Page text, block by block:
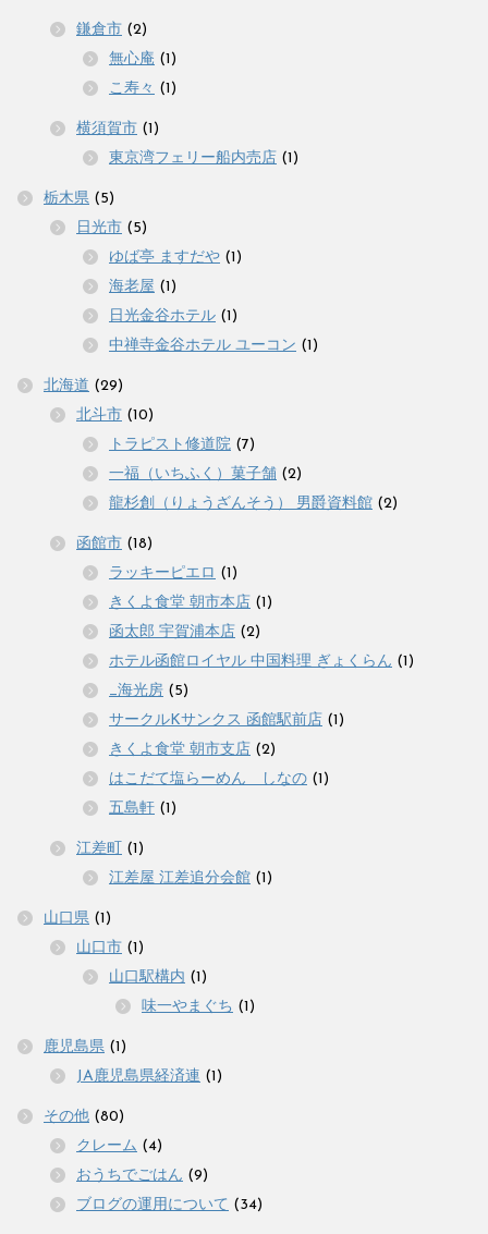
鎌倉市 (2)
無心庵 (1)
こ寿々 (1)
横須賀市 (1)
東京湾フェリー船内売店 (1)
栃木県 (5)
日光市 (5)
ゆば亭 ますだや (1)
海老屋 (1)
日光金谷ホテル (1)
中禅寺金谷ホテル ユーコン (1)
北海道 (29)
北斗市 (10)
トラピスト修道院 (7)
一福（いちふく）菓子舗 (2)
龍杉創（りょうざんそう） 男爵資料館 (2)
函館市 (18)
ラッキーピエロ (1)
きくよ食堂 朝市本店 (1)
函太郎 宇賀浦本店 (2)
ホテル函館ロイヤル 中国料理 ぎょくらん (1)
_海光房 (5)
サークルKサンクス 函館駅前店 (1)
きくよ食堂 朝市支店 (2)
はこだて塩らーめん しなの (1)
五島軒 (1)
江差町 (1)
江差屋 江差追分会館 (1)
山口県 (1)
山口市 (1)
山口駅構内 (1)
味一やまぐち (1)
鹿児島県 (1)
JA鹿児島県経済連 (1)
その他 (80)
クレーム (4)
おうちでごはん (9)
ブログの運用について (34)